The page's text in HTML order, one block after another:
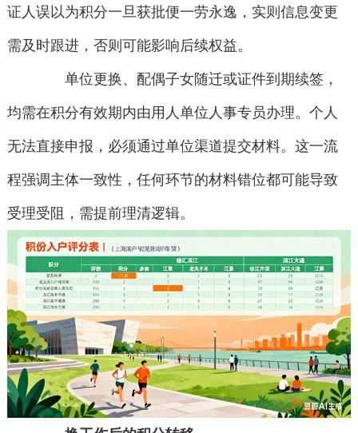
证人误以为积分一旦获批便一劳永逸，实则信息变更
需及时跟进，否则可能影响后续权益。
单位更换、配偶子女随迁或证件到期续签，
均需在积分有效期内由用人单位人事专员办理。个人
无法直接申报，必须通过单位渠道提交材料。这一流
程强调主体一致性，任何环节的材料错位都可能导致
受理受阻，需提前理清逻辑。